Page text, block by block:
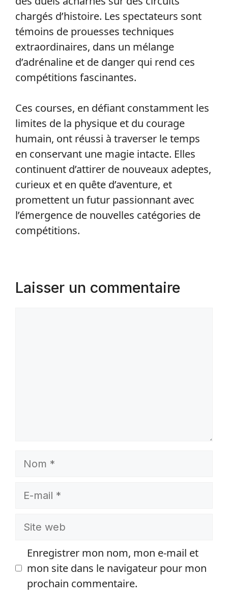
chargés d’histoire. Les spectateurs sont
témoins de prouesses techniques
extraordinaires, dans un mélange
d’adrénaline et de danger qui rend ces
compétitions fascinantes.
Ces courses, en défiant constamment les
limites de la physique et du courage
humain, ont réussi à traverser le temps
en conservant une magie intacte. Elles
continuent d’attirer de nouveaux adeptes,
curieux et en quête d’aventure, et
promettent un futur passionnant avec
l’émergence de nouvelles catégories de
compétitions.
Laisser un commentaire
Nom
E-
Site
Enregistrer mon nom, mon e-mail et
mon site dans le navigateur pour mon
prochain commentaire.